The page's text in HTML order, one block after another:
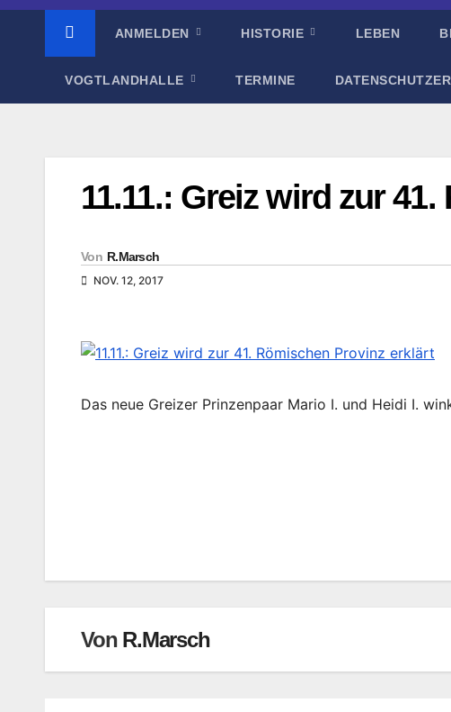
ANMELDEN HISTORIE LEBEN
VOGTLANDHALLE TERMINE
11.11.: Greiz wird zur
Von R.Marsch
NOV. 12, 2017
Das neue Greizer Prinzenpaar Mario I. und Heidi I.
Von R.Marsch